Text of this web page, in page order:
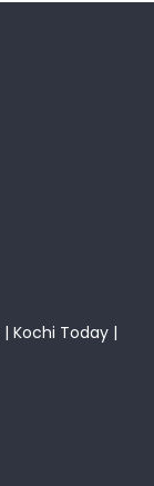
| Kochi Today |